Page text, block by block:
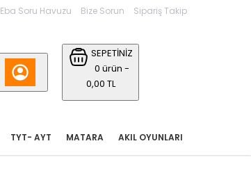
Eba Soru Havuzu Bize Sorun Sipariş Takip
SEPETİNİZ
0 ürün -
0,00 TL
AKIL OYUNLARI
MATARA
TYT- AYT